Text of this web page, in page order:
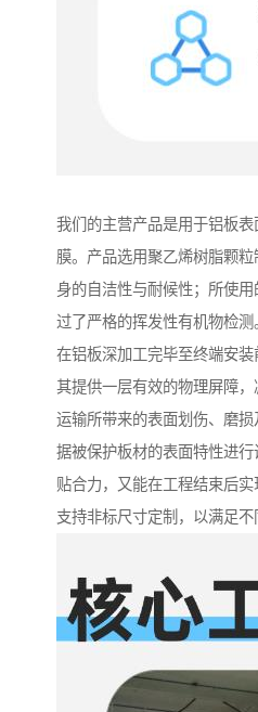
我们的主营产品是用于铝板
膜。产品选用聚乙烯树脂颗
身的自洁性与耐候性；所使
过了严格的挥发性有机物检
在铝板深加工完毕至终端安
其提供一层有效的物理屏障
运输所带来的表面划伤、磨
据被保护板材的表面特性进
贴合力，又能在工程结束后实
支持非标尺寸定制，以满足不